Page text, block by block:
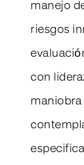
manejo
riesgos
con